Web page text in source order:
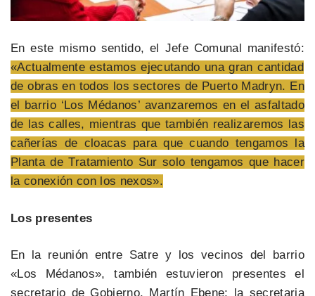
En este mismo sentido, el Jefe Comunal manifestó:
«Actualmente estamos ejecutando una gran cantidad
de obras en todos los sectores de Puerto Madryn. En
el barrio ‘Los Médanos’ avanzaremos en el asfaltado
de las calles, mientras que también realizaremos las
cañerías de cloacas para que cuando tengamos la
Planta de Tratamiento Sur solo tengamos que hacer
la conexión con los nexos».
Los presentes
En la reunión entre Satre y los vecinos del barrio
«Los Médanos», también estuvieron presentes el
secretario de Gobierno, Martín Ebene; la secretaria